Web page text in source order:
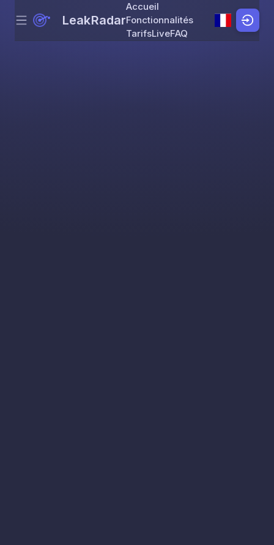
Skip to content
Menu LeakRadar
Accueil
Fonctionnalités
TarifsLiveFAQ